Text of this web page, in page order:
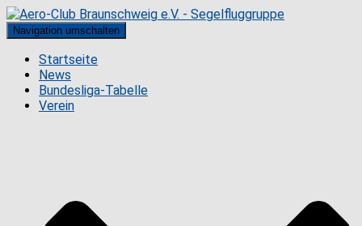
Navigation umschalten
Startseite
News
Bundesliga-Tabelle
Verein